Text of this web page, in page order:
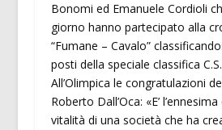
Bonomi ed Emanuele Cordioli
giorno hanno partecipato alla
“Fumane – Cavalo”
posti della speciale classifica
All’Olimpica le congratulazioni
Roberto Dall’Oca: «E’
vitalità di una società che ha